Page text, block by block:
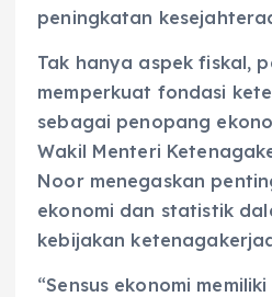
peningkatan
Tak hanya aspek fiskal,
memperkuat fondasi
sebagai penopang
Wakil Menteri
Noor menegaskan
ekonomi dan statistik
kebijakan
“Sensus ekonomi